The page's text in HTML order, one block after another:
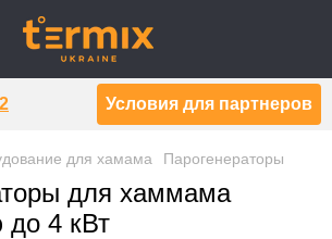
Условия для партнеров
для хамама Парогенераторы
для хаммама
4 кВт